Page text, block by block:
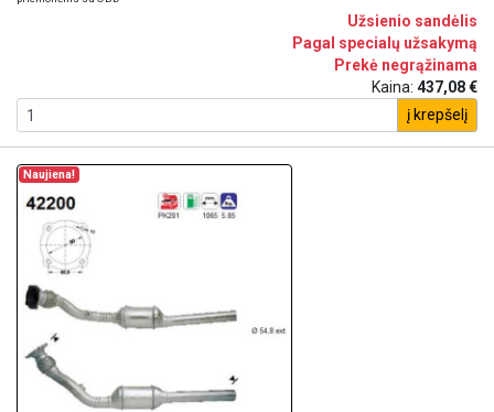
Užsienio sandėlis
Pagal specialų užsakymą
Prekė negrąžinama
Kaina: 437,08 €
į krepšelį
Naujiena!